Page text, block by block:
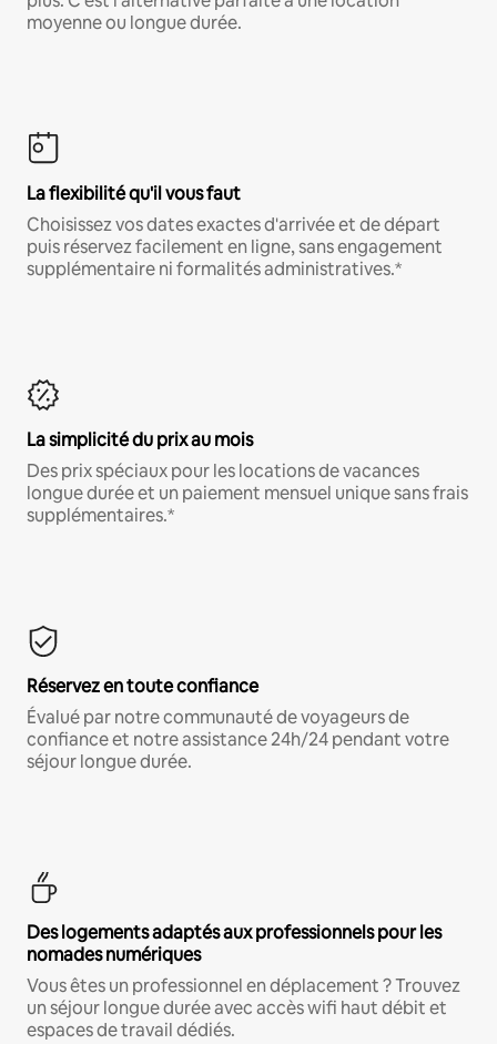
moyenne ou longue durée.
La flexibilité qu'il vous faut
Choisissez vos dates exactes d'arrivée et de départ
puis réservez facilement en ligne, sans engagement
supplémentaire ni formalités administratives.*
La simplicité du prix au mois
Des prix spéciaux pour les locations de vacances
longue durée et un paiement mensuel unique sans frais
supplémentaires.*
Réservez en toute confiance
Évalué par notre communauté de voyageurs de
confiance et notre assistance 24h/24 pendant votre
séjour longue durée.
Des logements adaptés aux professionnels pour les
nomades numériques
Vous êtes un professionnel en déplacement ? Trouvez
un séjour longue durée avec accès wifi haut débit et
espaces de travail dédiés.